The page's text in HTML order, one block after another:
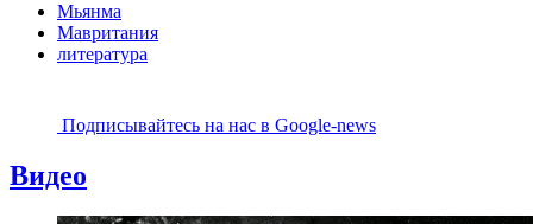
Мьянма
Мавритания
литература
Подписывайтесь на наc в Google-news
Видео